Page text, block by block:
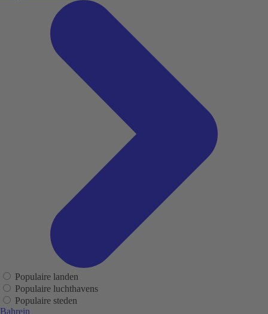
Populaire landen
Populaire luchthavens
Populaire steden
Bahrein